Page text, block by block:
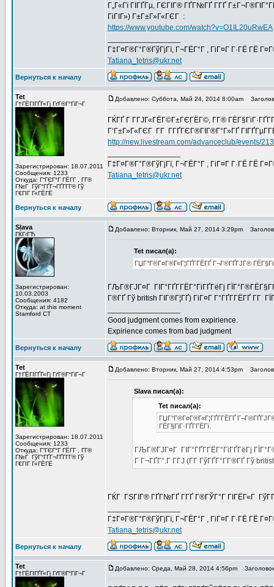
Г„Г«Гї ГІГҐГµ, ГЄГІГ® ГҐГ№ГҐ Г­ГҐ
ГіГІГ») Г±Г±Г»Г«ГЄГ :
https://www.youtube.com/watch?v=O1IL20uRwEA
Г‡Г¤Г®Г°Г®ГўГјГї, Г¬ГЁГ°Г , ГіГ¤Г Г·ГЁ ГЁ
Tatiana_tetris@ukr.net
Вернуться к началу
Tet
Г†ГЁГІГҐГ«Гј ГґГ®Г°ГіГ¬Г
Зарегистрирован: 18.07.2011
Сообщения: 1233
Откуда: Г“ГЄГ°Г ГЁГ­Г , Г­Г®
Г№Г ГўГ°ГҐГ¬ГҐГ­Г­Г® Гў
Г€ГІГ Г«ГЁГЁ
Добавлено: Суббота, Май 24, 2014 8:00am
ГЌГҐ Г Г­ГЈГ«ГЁГ©Г±ГЄГЁГ©, Г­Г®
Г‘Г±Г»Г«ГЄГ Г­Г Г­ГҐГЄГ®ГІГ®Г°Г»ГҐ
http://new.livestream.com/advanceclub/events/
Г‡Г¤Г®Г°Г®ГўГјГї, Г¬ГЁГ°Г , ГіГ¤Г Г·ГЁ ГЁ
Tatiana_tetris@ukr.net
Вернуться к началу
Slava
ГЌГ‹ГЋ
Зарегистрирован:
10.03.2003
Сообщения: 4182
Откуда: at this moment
Stamford CT
Добавлено: Вторник, Май 27, 2014 3:29pm
Tet писал(а):
ГЏГ°Г®Г¤Г®Г«Г¦ГҐГ­ГЁГҐ Г¬Г®ГҐГЈГ®
ГЉГ®ГЈГ¤Г ГІГ°ГҐГ­ГЁГ°ГіГҐГёГј
Г®ГҐ Гў british ГІГ®Г¦ГҐ) ГіГ¤Г Г°ГҐГ­ГЁГҐ Г­Г
Good judgment comes from expirience.
Expirience comes from bad judgment
Вернуться к началу
Tet
Г†ГЁГІГҐГ«Гј ГґГ®Г°ГіГ¬Г
Зарегистрирован: 18.07.2011
Сообщения: 1233
Откуда: Г“ГЄГ°Г ГЁГ­Г , Г­Г®
Г№Г ГўГ°ГҐГ¬ГҐГ­Г­Г® Гў
Г€ГІГ Г«ГЁГЁ
Добавлено: Вторник, Май 27, 2014 4:53pm
Slava писал(а):
Tet писал(а):
ГЏГ°Г®Г¤Г®Г«Г¦ГҐГ­ГЁГҐ
ГЁГ§ГіГ·ГҐГ­ГЁГї.
ГЉГ®ГЈГ¤Г ГІГ°ГҐГ­ГЁГ°ГіГҐГёГј
Г Г¬ГҐГ°.Г Г­ГЈ (Г­Г ГўГҐГ°Г­Г®ГҐ Гў
ГЌГ ГЅГІГ® ГҐГ№ГҐ Г­ГҐ Г®ГЎГ°Г ГІГЁГ«Г
Г‡Г¤Г®Г°Г®ГўГјГї, Г¬ГЁГ°Г , ГіГ¤Г Г·ГЁ ГЁ
Tatiana_tetris@ukr.net
Вернуться к началу
Tet
Г†ГЁГІГҐГ«Гј ГґГ®Г°ГіГ¬Г
Добавлено: Среда, Май 28, 2014 4:56pm